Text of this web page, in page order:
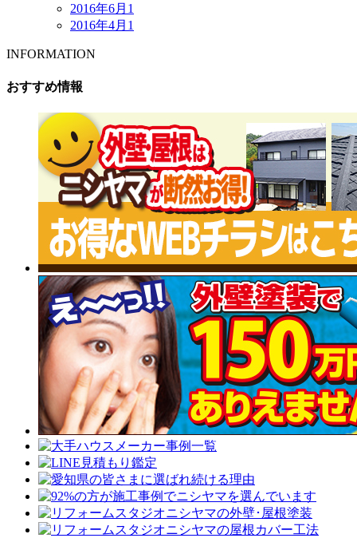
2016年6月 1
2016年4月 1
INFORMATION
おすすめ情報